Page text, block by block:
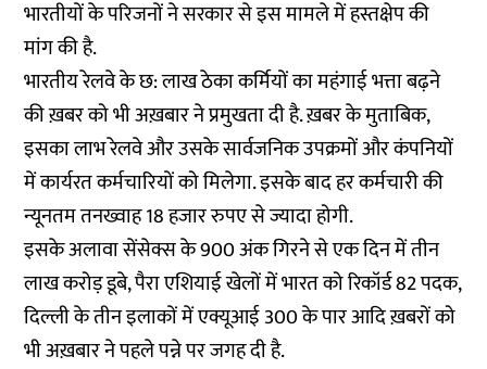
भारतीयों के परिजनों ने सरकार से इस मामले में हस्तक्षेप की
मांग की है.
भारतीय रेलवे के छ: लाख ठेका कर्मियों का महंगाई भत्ता बढ़ने
की ख़बर को भी अख़बार ने प्रमुखता दी है. ख़बर के मुताबिक,
इसका लाभ रेलवे और उसके सार्वजनिक उपक्रमों और कंपनियों
में कार्यरत कर्मचारियों को मिलेगा. इसके बाद हर कर्मचारी की
न्यूनतम तनख्वाह 18 हजार रुपए से ज्यादा होगी.
इसके अलावा सेंसेक्स के 900 अंक गिरने से एक दिन में तीन
लाख करोड़ डूबे, पैरा एशियाई खेलों में भारत को रिकॉर्ड 82 पदक,
दिल्ली के तीन इलाकों में एक्यूआई 300 के पार आदि ख़बरों को
भी अख़बार ने पहले पन्ने पर जगह दी है.